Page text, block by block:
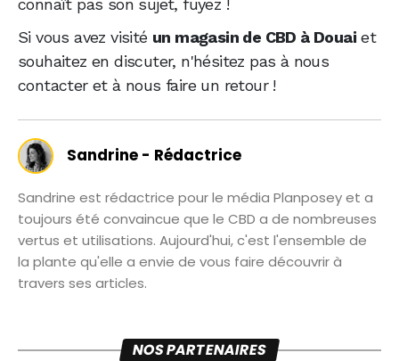
connaît pas son sujet, fuyez !
Si vous avez visité un magasin de CBD à Douai et
souhaitez en discuter, n'hésitez pas à nous
contacter et à nous faire un retour !
Sandrine - Rédactrice
Sandrine est rédactrice pour le média Planposey et a
toujours été convaincue que le CBD a de nombreuses
vertus et utilisations. Aujourd'hui, c'est l'ensemble de
la plante qu'elle a envie de vous faire découvrir à
travers ses articles.
NOS PARTENAIRES